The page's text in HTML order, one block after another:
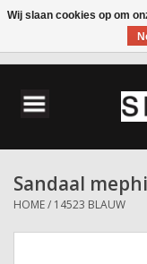
Herenschoenen
Accessoires
Sandaal
HOME/ 14523 BLAUW
Wij slaan cookies op om